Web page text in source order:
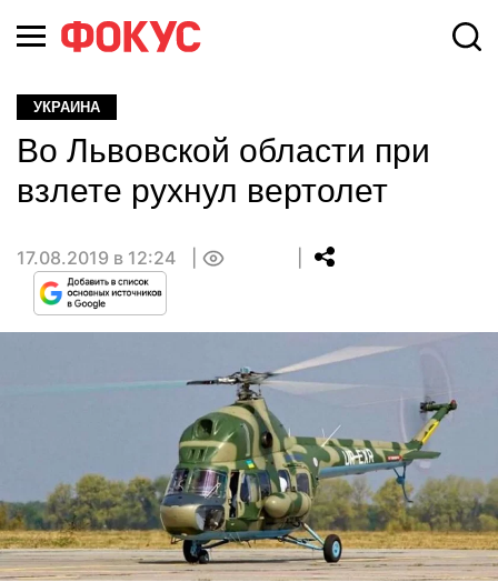
УКРАИНА
Во Львовской области при
взлете рухнул вертолет
17.08.2019 в 12:24